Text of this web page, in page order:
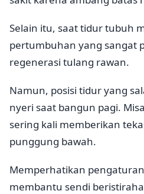
Selain itu, saat tidur tubuh
pertumbuhan yang sangat
regenerasi tulang rawan.
Namun, posisi tidur yang
nyeri saat bangun pagi.
sering kali memberikan
punggung bawah.
Memperhatikan
membantu sendi